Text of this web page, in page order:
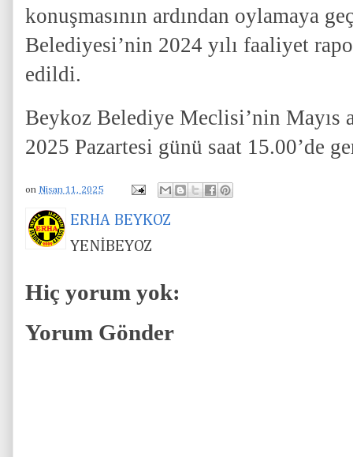
konuşmasının ardından oylamaya
Belediyesi’nin 2024 yılı faaliyet
edildi.
Beykoz Belediye Meclisi’nin Mayıs
2025 Pazartesi günü saat 15.00’de
on Nisan 11, 2025
ERHA BEYKOZ
YENİBEYOZ
Hiç yorum yok:
Yorum Gönder